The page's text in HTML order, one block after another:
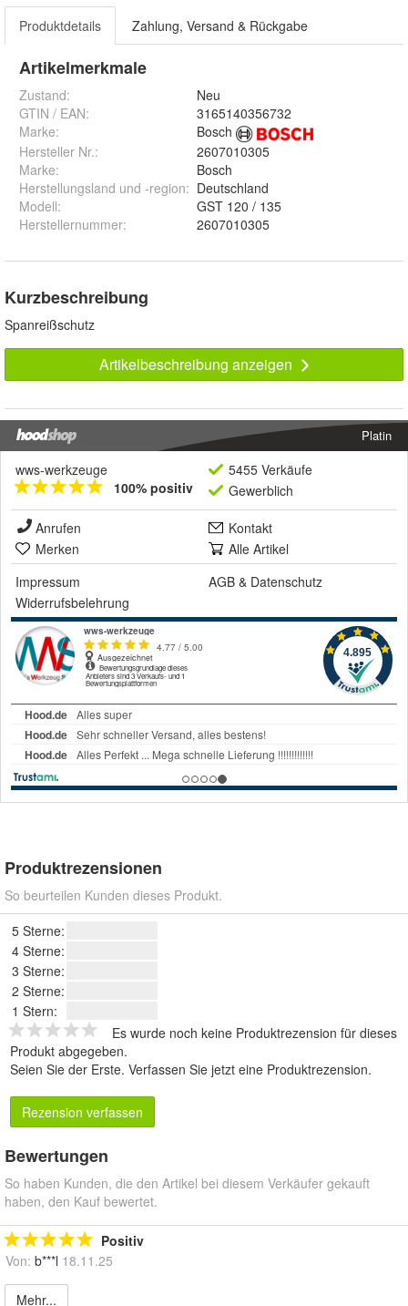
Produktdetails Zahlung, Versand & Rückgabe
Artikelmerkmale
Zustand:
Neu
GTIN / EAN:
3165140356732
Marke:
Bosch
Hersteller Nr.:
2607010305
Marke:
Bosch
Herstellungsland und -region: Deutschland
Modell:
GST 120 / 135
Herstellernummer: 2607010305
Kurzbeschreibung
Spanreißschutz
Artikelbeschreibung anzeigen
Platin
wws-werkzeuge
100% positiv
5455 Verkäufe
Gewerblich
Anrufen
Kontakt
Merken
Alle Artikel
Impressum
AGB & Datenschutz
Widerrufsbelehrung
Produktrezensionen
So beurteilen Kunden dieses Produkt.
5 Sterne:
4 Sterne:
3 Sterne:
2 Sterne:
1 Stern:
Es wurde noch keine Produktrezension für dieses
Produkt abgegeben.
Seien Sie der Erste. Verfassen Sie jetzt eine Produktrezension.
Rezension verfassen
Bewertungen
So haben Kunden, die den Artikel bei diesem Verkäufer gekauft
haben, den Kauf bewertet.
Positiv
Von: b***l 18.11.25
Mehr...